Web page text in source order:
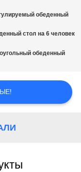
обеденный
стол на 6 человек
обеденный